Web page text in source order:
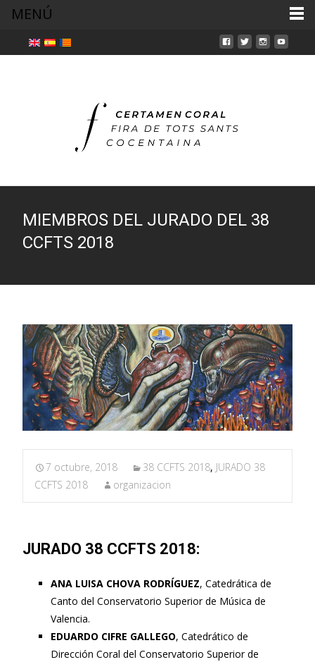
MIEMBROS DEL JURADO DEL 38
CCFTS 2018
7 octubre, 2018 38 CCFTS 2018, JURADO 38
CCFTS 2018
organizacion
JURADO 38 CCFTS 2018:
ANA LUISA CHOVA RODRÍGUEZ, Catedrática de
Canto del Conservatorio Superior de Música de
Valencia.
EDUARDO CIFRE GALLEGO, Catedrático de
Dirección Coral del Conservatorio Superior de
MENÚ